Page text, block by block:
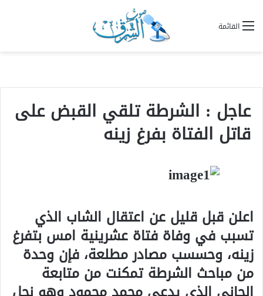
القائمة
عاجل : الشرطة تلقي القبض على
قاتل الفتاة بفرغ زينه
اعلن قبل قليل عن اعتقال الشاب الذي
تسبب في وفاة فتاة عشرينية امس بتفرغ
زينه، وحسسب مصادر مطلعة، فإن وحدة
من مباحث الشرطة تمكنت من متابعة